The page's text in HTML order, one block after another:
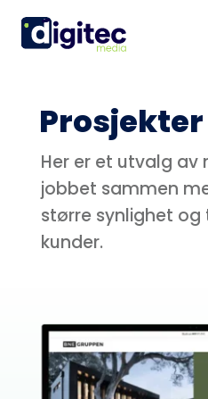
Prosjekter
Her er et utvalg av
jobbet sammen
større synlighet og
kunder.